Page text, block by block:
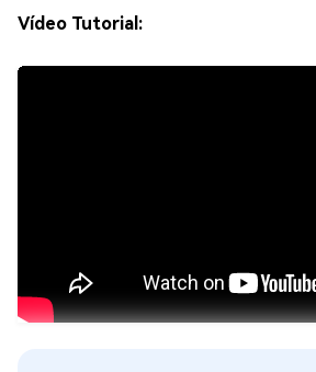
Vídeo Tutorial: